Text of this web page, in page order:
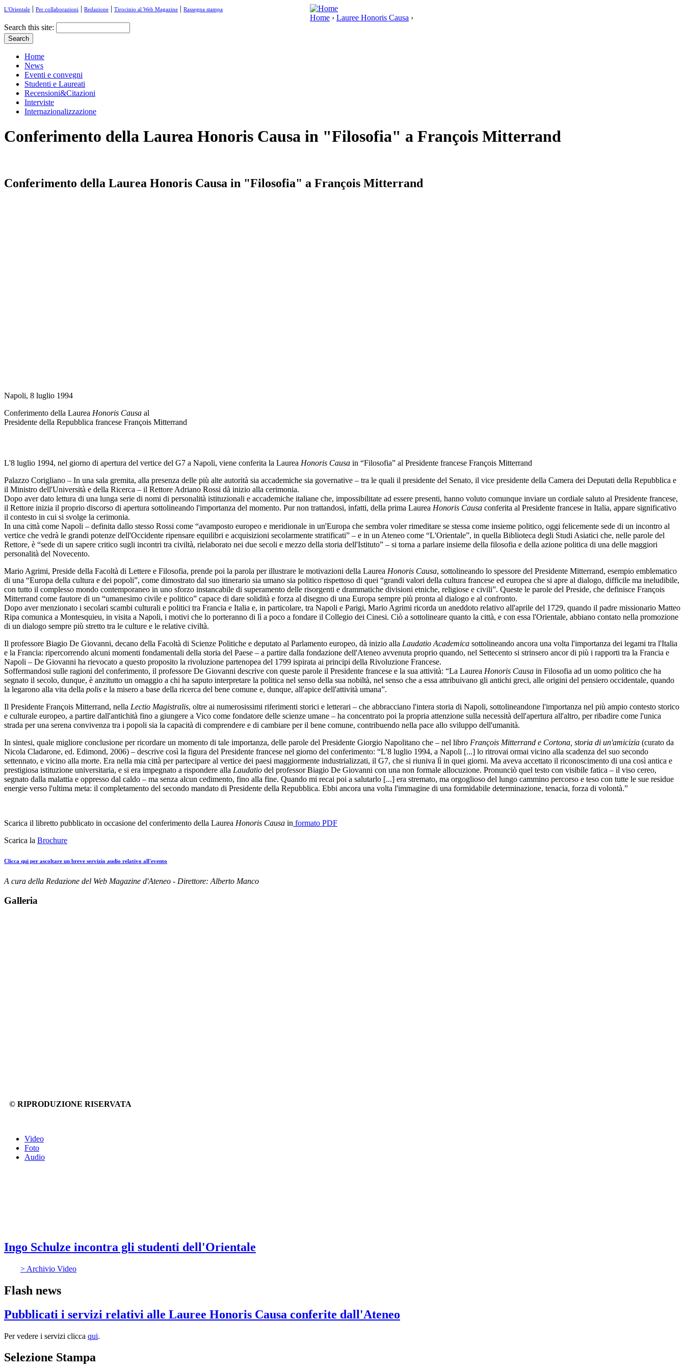
L'Orientale | Per collaborazioni | Redazione | Tirocinio al Web Magazine | Rassegna stampa
Home › Lauree Honoris Causa ›
Search this site:
Home
News
Eventi e convegni
Studenti e Laureati
Recensioni&Citazioni
Interviste
Internazionalizzazione
Conferimento della Laurea Honoris Causa in "Filosofia" a François Mitterrand
Conferimento della Laurea Honoris Causa in "Filosofia" a François Mitterrand
Napoli, 8 luglio 1994
Conferimento della Laurea Honoris Causa al
Presidente della Repubblica francese François Mitterrand
L'8 luglio 1994, nel giorno di apertura del vertice del G7 a Napoli, viene conferita la Laurea Honoris Causa in “Filosofia” al Presidente francese François Mitterrand
Palazzo Corigliano – In una sala gremita, alla presenza delle più alte autorità sia accademiche sia governative – tra le quali il presidente del Senato, il vice presidente della Camera dei Deputati della Repubblica e
il Ministro dell'Università e della Ricerca – il Rettore Adriano Rossi dà inizio alla cerimonia.
Dopo aver dato lettura di una lunga serie di nomi di personalità istituzionali e accademiche italiane che, impossibilitate ad essere presenti, hanno voluto comunque inviare un cordiale saluto al Presidente francese,
il Rettore inizia il proprio discorso di apertura sottolineando l'importanza del momento. Pur non trattandosi, infatti, della prima Laurea Honoris Causa conferita al Presidente francese in Italia, appare significativo
il contesto in cui si svolge la cerimonia.
In una città come Napoli – definita dallo stesso Rossi come “avamposto europeo e meridionale in un'Europa che sembra voler rimeditare se stessa come insieme politico, oggi felicemente sede di un incontro al
vertice che vedrà le grandi potenze dell'Occidente ripensare equilibri e acquisizioni secolarmente stratificati” – e in un Ateneo come “L'Orientale”, in quella Biblioteca degli Studi Asiatici che, nelle parole del
Rettore, è “sede di un sapere critico sugli incontri tra civiltà, rielaborato nei due secoli e mezzo della storia dell'Istituto” – si torna a parlare insieme della filosofia e della azione politica di una delle maggiori
personalità del Novecento.
Mario Agrimi, Preside della Facoltà di Lettere e Filosofia, prende poi la parola per illustrare le motivazioni della Laurea Honoris Causa, sottolineando lo spessore del Presidente Mitterrand, esempio emblematico
di una “Europa della cultura e dei popoli”, come dimostrato dal suo itinerario sia umano sia politico rispettoso di quei “grandi valori della cultura francese ed europea che si apre al dialogo, difficile ma ineludibile,
con tutto il complesso mondo contemporaneo in uno sforzo instancabile di superamento delle risorgenti e drammatiche divisioni etniche, religiose e civili”. Queste le parole del Preside, che definisce François
Mitterrand come fautore di un “umanesimo civile e politico” capace di dare solidità e forza al disegno di una Europa sempre più pronta al dialogo e al confronto.
Dopo aver menzionato i secolari scambi culturali e politici tra Francia e Italia e, in particolare, tra Napoli e Parigi, Mario Agrimi ricorda un aneddoto relativo all'aprile del 1729, quando il padre missionario Matteo
Ripa comunica a Montesquieu, in visita a Napoli, i motivi che lo porteranno di lì a poco a fondare il Collegio dei Cinesi. Ciò a sottolineare quanto la città, e con essa l'Orientale, abbiano contato nella promozione
di un dialogo sempre più stretto tra le culture e le relative civiltà.
Il professore Biagio De Giovanni, decano della Facoltà di Scienze Politiche e deputato al Parlamento europeo, dà inizio alla Laudatio Academica sottolineando ancora una volta l'importanza dei legami tra l'Italia
e la Francia: ripercorrendo alcuni momenti fondamentali della storia del Paese – a partire dalla fondazione dell'Ateneo avvenuta proprio quando, nel Settecento si strinsero ancor di più i rapporti tra la Francia e
Napoli – De Giovanni ha rievocato a questo proposito la rivoluzione partenopea del 1799 ispirata ai principi della Rivoluzione Francese.
Soffermandosi sulle ragioni del conferimento, il professore De Giovanni descrive con queste parole il Presidente francese e la sua attività: “La Laurea Honoris Causa in Filosofia ad un uomo politico che ha
segnato il secolo, dunque, è anzitutto un omaggio a chi ha saputo interpretare la politica nel senso della sua nobiltà, nel senso che a essa attribuivano gli antichi greci, alle origini del pensiero occidentale, quando
la legarono alla vita della polis e la misero a base della ricerca del bene comune e, dunque, all'apice dell'attività umana”.
Il Presidente François Mitterrand, nella Lectio Magistralis, oltre ai numerosissimi riferimenti storici e letterari – che abbracciano l'intera storia di Napoli, sottolineandone l'importanza nel più ampio contesto storico
e culturale europeo, a partire dall'antichità fino a giungere a Vico come fondatore delle scienze umane – ha concentrato poi la propria attenzione sulla necessità dell'apertura all'altro, per ribadire come l'unica
strada per una serena convivenza tra i popoli sia la capacità di comprendere e di cambiare per il bene comune, contribuendo nella pace allo sviluppo dell'umanità.
In sintesi, quale migliore conclusione per ricordare un momento di tale importanza, delle parole del Presidente Giorgio Napolitano che – nel libro François Mitterrand e Cortona, storia di un'amicizia (curato da
Nicola Cladarone, ed. Edimond, 2006) – descrive così la figura del Presidente francese nel giorno del conferimento: “L'8 luglio 1994, a Napoli [...] lo ritrovai ormai vicino alla scadenza del suo secondo
settennato, e vicino alla morte. Era nella mia città per partecipare al vertice dei paesi maggiormente industrializzati, il G7, che si riuniva lì in quei giorni. Ma aveva accettato il riconoscimento di una così antica e
prestigiosa istituzione universitaria, e si era impegnato a rispondere alla Laudatio del professor Biagio De Giovanni con una non formale allocuzione. Pronunciò quel testo con visibile fatica – il viso cereo,
segnato dalla malattia e oppresso dal caldo – ma senza alcun cedimento, fino alla fine. Quando mi recai poi a salutarlo [...] era stremato, ma orgoglioso del lungo cammino percorso e teso con tutte le sue residue
energie verso l'ultima meta: il completamento del secondo mandato di Presidente della Repubblica. Ebbi ancora una volta l'immagine di una formidabile determinazione, tenacia, forza di volontà.”
Scarica il libretto pubblicato in occasione del conferimento della Laurea Honoris Causa in formato PDF
Scarica la Brochure
Clicca qui per ascoltare un breve servizio audio relativo all'evento
A cura della Redazione del Web Magazine d'Ateneo - Direttore: Alberto Manco
Galleria
© RIPRODUZIONE RISERVATA
Video
Foto
Audio
Ingo Schulze incontra gli studenti dell'Orientale
> Archivio Video
Flash news
Pubblicati i servizi relativi alle Lauree Honoris Causa conferite dall'Ateneo
Per vedere i servizi clicca qui.
Selezione Stampa